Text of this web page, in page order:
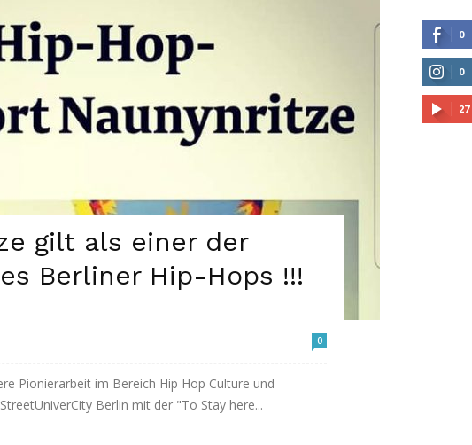
gilt als einer der
Berliner Hip-Hops !!!
0
Pionierarbeit im Bereich Hip Hop Culture und
Berlin mit der "To Stay here...
0
0
27